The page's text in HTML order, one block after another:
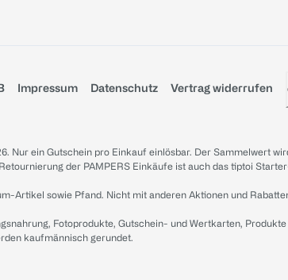
Impressum Datenschutz Vertrag widerrufen
Nur ein Gutschein pro Einkauf einlösbar. Der Sammelwert
der PAMPERS Einkäufe ist auch das tiptoi
Artikel sowie Pfand. Nicht mit anderen Aktionen und
Fotoprodukte, Gutschein- und Wertkarten,
kaufmännisch gerundet.